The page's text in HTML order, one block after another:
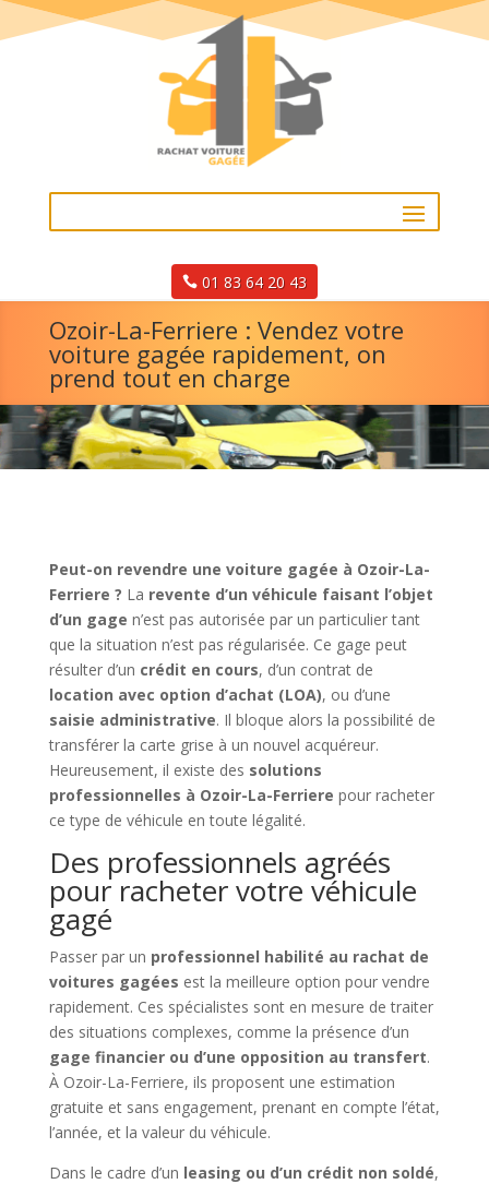
01 83 64 20 43
Ozoir-La-Ferriere : Vendez votre
voiture gagée rapidement, on
prend tout en charge
Peut-on revendre une voiture gagée à Ozoir-La-
Ferriere ? La revente d’un véhicule faisant l’objet
d’un gage n’est pas autorisée par un particulier tant
que la situation n’est pas régularisée. Ce gage peut
résulter d’un crédit en cours, d’un contrat de
location avec option d’achat (LOA), ou d’une
saisie administrative. Il bloque alors la possibilité de
transférer la carte grise à un nouvel acquéreur.
Heureusement, il existe des solutions
professionnelles à Ozoir-La-Ferriere pour racheter
ce type de véhicule en toute légalité.
Des professionnels agréés
pour racheter votre véhicule
gagé
Passer par un professionnel habilité au rachat de
voitures gagées est la meilleure option pour vendre
rapidement. Ces spécialistes sont en mesure de traiter
des situations complexes, comme la présence d’un
gage financier ou d’une opposition au transfert.
À Ozoir-La-Ferriere, ils proposent une estimation
gratuite et sans engagement, prenant en compte l’état,
l’année, et la valeur du véhicule.
Dans le cadre d’un leasing ou d’un crédit non soldé,